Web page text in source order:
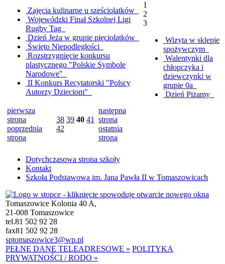
Zajęcia kulinarne u sześciolatków
Wojewódzki Finał Szkolnej Ligi
Rugby Tag
Dzień Jeża w grupie pięciolatków
Święto Niepodległości
Rozstrzygnięcie konkursu
plastycznego "Polskie Symbole
Narodowe"
II Konkurs Recytatorski "Polscy
Autorzy Dzieciom"
pierwsza
strona
poprzednia
strona
38 39 40 41
42
następna
strona
ostatnia
strona
1
2
3
Wizyta w sklepie
spożywczym
Walentynki dla
chłopczyka i
dziewczynki w
grupie 0a
Dzień Piżamy
Dotychczasowa strona szkoły
Kontakt
Szkoła Podstawowa im. Jana Pawła II w Tomaszowicach
Tomaszowice Kolonia 40 A,
21-008 Tomaszowice
tel.81 502 92 28
fax81 502 92 28
sptomaszowice3@wp.pl
PEŁNE DANE TELEADRESOWE » POLITYKA
PRYWATNOŚCI / RODO »